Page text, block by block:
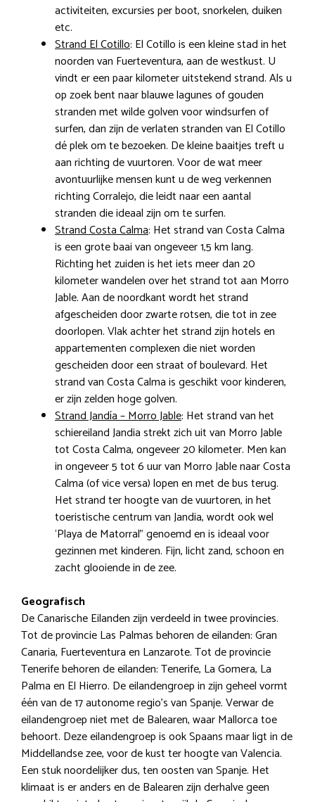
activiteiten, excursies per boot, snorkelen, duiken
etc.
Strand El Cotillo: El Cotillo is een kleine stad in het
noorden van Fuerteventura, aan de westkust. U
vindt er een paar kilometer uitstekend strand. Als u
op zoek bent naar blauwe lagunes of gouden
stranden met wilde golven voor windsurfen of
surfen, dan zijn de verlaten stranden van El Cotillo
dé plek om te bezoeken. De kleine baaitjes treft u
aan richting de vuurtoren. Voor de wat meer
avontuurlijke mensen kunt u de weg verkennen
richting Corralejo, die leidt naar een aantal
stranden die ideaal zijn om te surfen.
Strand Costa Calma: Het strand van Costa Calma
is een grote baai van ongeveer 1,5 km lang.
Richting het zuiden is het iets meer dan 20
kilometer wandelen over het strand tot aan Morro
Jable. Aan de noordkant wordt het strand
afgescheiden door zwarte rotsen, die tot in zee
doorlopen. Vlak achter het strand zijn hotels en
appartementen complexen die niet worden
gescheiden door een straat of boulevard. Het
strand van Costa Calma is geschikt voor kinderen,
er zijn zelden hoge golven.
Strand Jandía – Morro Jable: Het strand van het
schiereiland Jandia strekt zich uit van Morro Jable
tot Costa Calma, ongeveer 20 kilometer. Men kan
in ongeveer 5 tot 6 uur van Morro Jable naar Costa
Calma (of vice versa) lopen en met de bus terug.
Het strand ter hoogte van de vuurtoren, in het
toeristische centrum van Jandia, wordt ook wel
‘Playa de Matorral” genoemd en is ideaal voor
gezinnen met kinderen. Fijn, licht zand, schoon en
zacht glooiende in de zee.
Geografisch
De Canarische Eilanden zijn verdeeld in twee provincies.
Tot de provincie Las Palmas behoren de eilanden: Gran
Canaria, Fuerteventura en Lanzarote. Tot de provincie
Tenerife behoren de eilanden: Tenerife, La Gomera, La
Palma en El Hierro. De eilandengroep in zijn geheel vormt
één van de 17 autonome regio’s van Spanje. Verwar de
eilandengroep niet met de Balearen, waar Mallorca toe
behoort. Deze eilandengroep is ook Spaans maar ligt in de
Middellandse zee, voor de kust ter hoogte van Valencia.
Een stuk noordelijker dus, ten oosten van Spanje. Het
klimaat is er anders en de Balearen zijn derhalve geen